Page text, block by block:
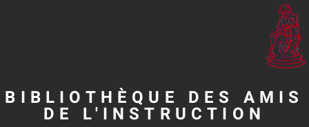
BIBLIOTHÈQUE DES AMIS
DE L'INSTRUCTION